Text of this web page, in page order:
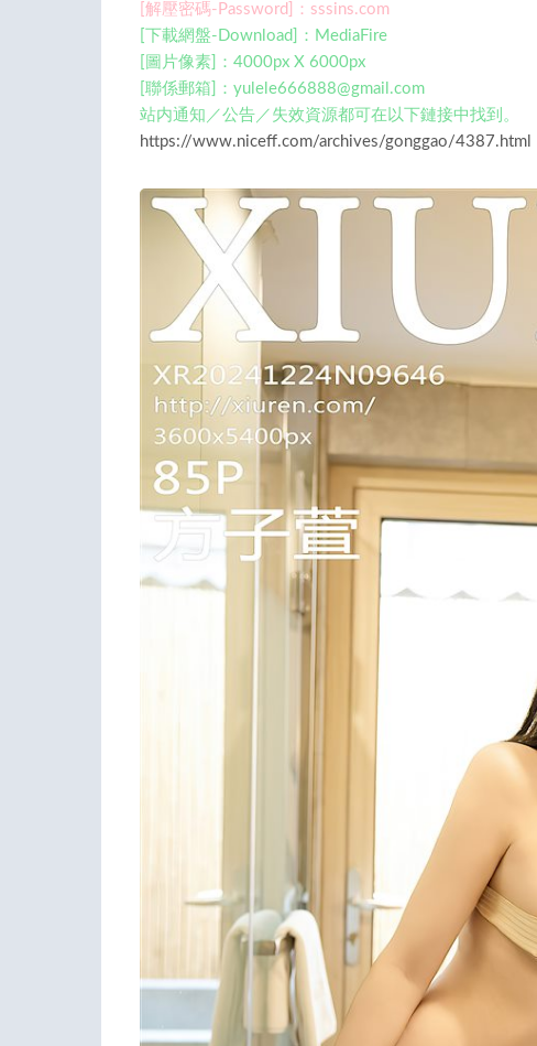
[解壓密碼-Password]：sssins.com
[下載網盤-Download]：MediaFire
[圖片像素]：4000px X 6000px
[聯係郵箱]： yulele666888@gmail.com
站内通知／公告／失效資源都可在以下鏈接中找到。
https://www.niceff.com/archives/gonggao/4387.html